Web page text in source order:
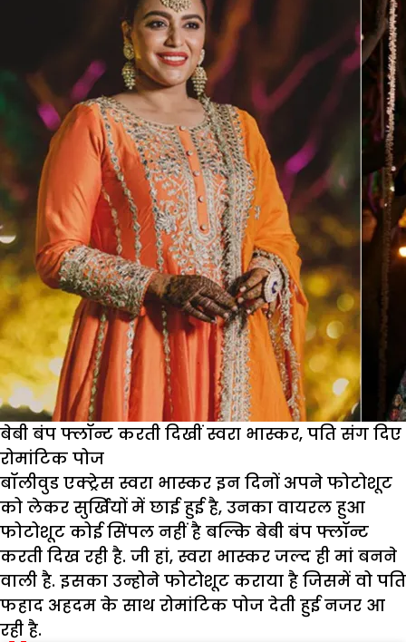
बेटी
को
में
गूंजी
खुशियों
की
किलकारियां
बेबी बंप फ्लॉन्ट करती दिखीं स्वरा भास्कर, पति संग दिए
रोमांटिक पोज
बॉलीवुड एक्ट्रेस स्वरा भास्कर इन दिनों अपने फोटोशूट
को लेकर सुर्खियों में छाई हुई है, उनका वायरल हुआ
फोटोशूट कोई सिंपल नहीं है बल्कि बेबी बंप फ्लॉन्ट
करती दिख रही है. जी हां, स्वरा भास्कर जल्द ही मां बनने
वाली है. इसका उन्होने फोटोशूट कराया है जिसमें वो पति
फहाद अहदम के साथ रोमांटिक पोज देती हुई नजर आ
रही है.